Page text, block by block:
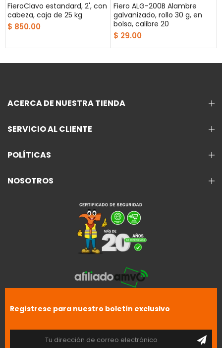
FieroClavo estandard, 2', con
cabeza, caja de 25 kg
$ 850.00
Fiero ALG-200B Alambre
galvanizado, rollo 30 g, en
bolsa, calibre 20
$ 29.00
ACERCA DE NUESTRA TIENDA
SERVICIO AL CLIENTE
POLÍTICAS
NOSOTROS
Regístrese para nuestro boletín exclusivo